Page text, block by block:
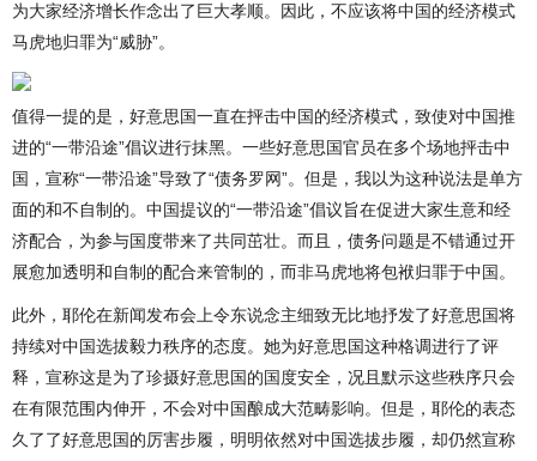
为大家经济增长作念出了巨大孝顺。因此，不应该将中国的经济模式
马虎地归罪为“威胁”。
值得一提的是，好意思国一直在抨击中国的经济模式，致使对中国推
进的“一带沿途”倡议进行抹黑。一些好意思国官员在多个场地抨击中
国，宣称“一带沿途”导致了“债务罗网”。但是，我以为这种说法是单方
面的和不自制的。中国提议的“一带沿途”倡议旨在促进大家生意和经
济配合，为参与国度带来了共同茁壮。而且，债务问题是不错通过开
展愈加透明和自制的配合来管制的，而非马虎地将包袱归罪于中国。
此外，耶伦在新闻发布会上令东说念主细致无比地抒发了好意思国将
持续对中国选拔毅力秩序的态度。她为好意思国这种格调进行了评
释，宣称这是为了珍摄好意思国的国度安全，况且默示这些秩序只会
在有限范围内伸开，不会对中国酿成大范畴影响。但是，耶伦的表态
久了了好意思国的厉害步履，明明依然对中国选拔步履，却仍然宣称